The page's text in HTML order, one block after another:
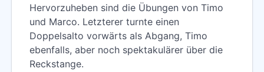
Hervorzuheben sind die Übungen von Timo
und Marco. Letzterer turnte einen
Doppelsalto vorwärts als Abgang, Timo
ebenfalls, aber noch spektakulärer über die
Reckstange.